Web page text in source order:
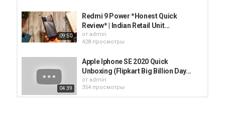
09:50
Redmi 9 Power *Honest Quick
Review* | Indian Retail Unit...
от admin
428 просмотры
04:39
Apple Iphone SE 2020 Quick
Unboxing (Flipkart Big Billion Day...
от admin
354 просмотры